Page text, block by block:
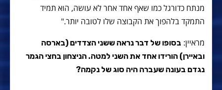
מנתח כדורגל כמו שאף אחד אחר לא עושה, הוא תמיד
התמקד בלהפוך את הקבוצה שלו לטובה יותר."
מראיין: בסופו של דבר נראה ששני הצדדים (בארסה
ובאיירן) הורידו אחד את השני למטה. הניצחון בחצי הגמר
נגדם בעונה שעברה היה סוג של נקמה?